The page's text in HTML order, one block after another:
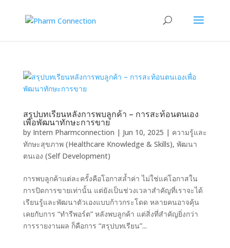
สรุปบทเรียนหลังการพบลูกค้า – การสะท้อนตนเอง
เพื่อพัฒนาทักษะการขาย
by Intern Pharmconnection | Jun 10, 2025 | ความรู้และ
ทักษะสุขภาพ (Healthcare Knowledge & Skills), พัฒนา
ตนเอง (Self Development)
การพบลูกค้าแต่ละครั้งคือโอกาสล้ำค่า ไม่ใช่แค่โอกาสใน
การปิดการขายเท่านั้น แต่ยังเป็นช่วงเวลาสำคัญที่เราจะได้
เรียนรู้และพัฒนาตัวเองแบบก้าวกระโดด หลายคนอาจคุ้น
เคยกับการ “ทำรีพอร์ต” หลังพบลูกค้า แต่สิ่งที่สำคัญยิ่งกว่า
การรายงานผล ก็คือการ “สรุปบทเรียน”...